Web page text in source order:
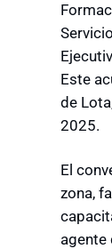
Este
de
2025.
El
zona,
agente